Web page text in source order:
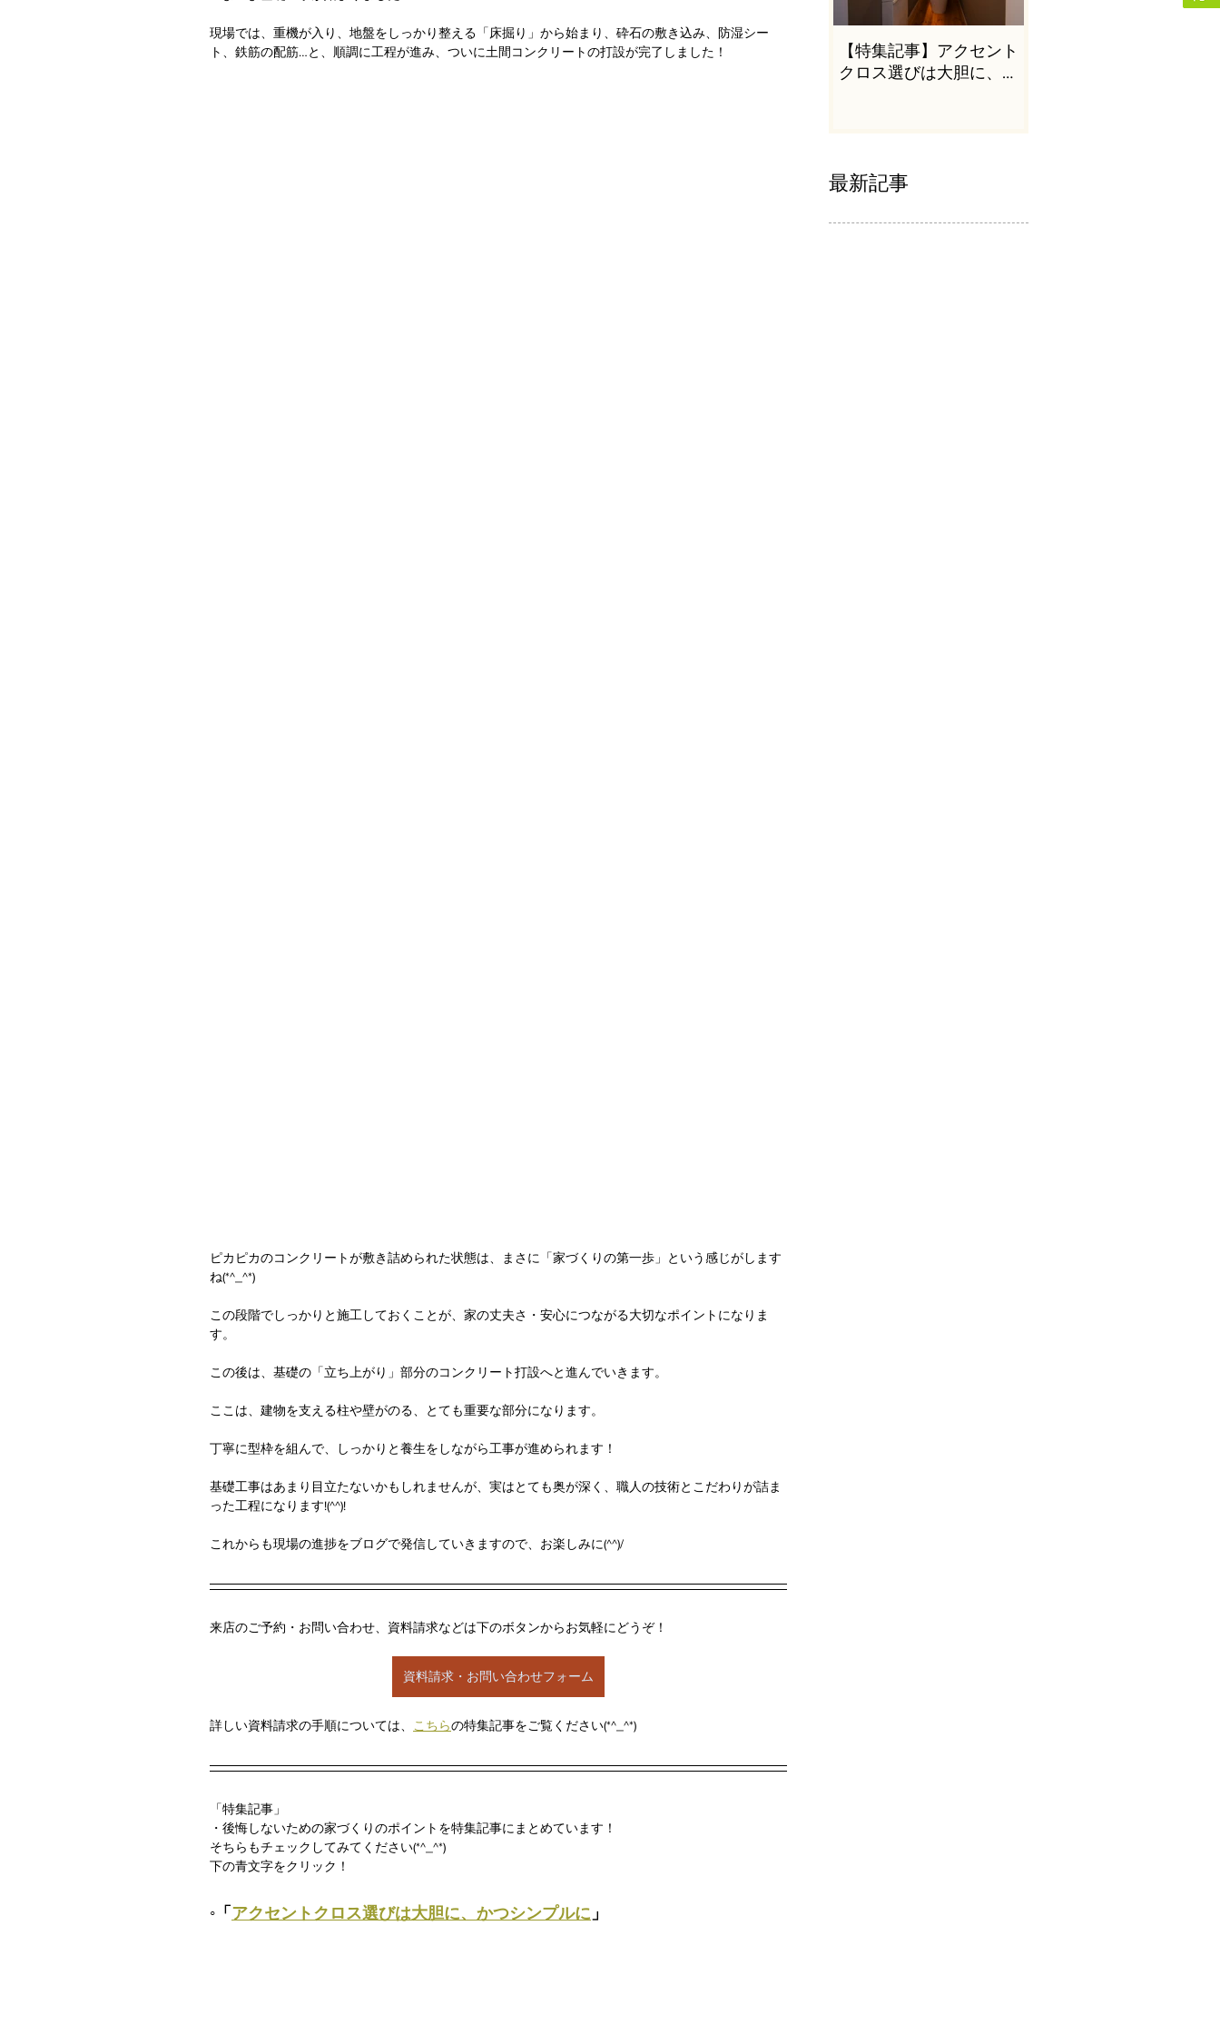
現場では、重機が入り、地盤をしっかり整える「床掘り」から始まり、砕石の敷き込み、防湿シー
ト、鉄筋の配筋…と、順調に工程が進み、ついに土間コンクリートの打設が完了しました！
ピカピカのコンクリートが敷き詰められた状態は、まさに「家づくりの第一歩」という感じがします
ね(*^_^*)
この段階でしっかりと施工しておくことが、家の丈夫さ・安心につながる大切なポイントになりま
す。
この後は、基礎の「立ち上がり」部分のコンクリート打設へと進んでいきます。
ここは、建物を支える柱や壁がのる、とても重要な部分になります。
丁寧に型枠を組んで、しっかりと養生をしながら工事が進められます！
基礎工事はあまり目立たないかもしれませんが、実はとても奥が深く、職人の技術とこだわりが詰ま
った工程になります!(^^)!
これからも現場の進捗をブログで発信していきますので、お楽しみに(^^)/
来店のご予約・お問い合わせ、資料請求などは下のボタンからお気軽にどうぞ！
資料請求・お問い合わせフォーム
詳しい資料請求の手順については、 こちらの特集記事をご覧ください(*^_^*)
「特集記事」
・後悔しないための家づくりのポイントを特集記事にまとめています！
そちらもチェックしてみてください(*^_^*)
下の青文字をクリック！
◦「 アクセントクロス選びは大胆に、かつシンプルに 」
【特集記事】アクセント
クロス選びは大胆に、か
最新記事